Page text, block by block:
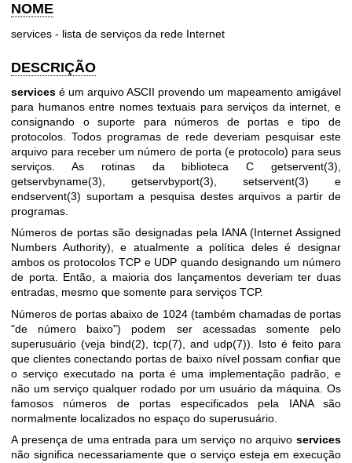
NOME
services - lista de serviços da rede Internet
DESCRIÇÃO
services é um arquivo ASCII provendo um mapeamento amigável
para humanos entre nomes textuais para serviços da internet, e
consignando o suporte para números de portas e tipo de
protocolos. Todos programas de rede deveriam pesquisar este
arquivo para receber um número de porta (e protocolo) para seus
serviços. As rotinas da biblioteca C getservent(3)
getservbyname(3)
getservbyport(3) setservent(3) e
endservent(3) suportam a pesquisa destes arquivos a partir de
programas.
Números de portas são designadas pela IANA (Internet Assigned
Numbers Authority), e atualmente a política deles é designar
ambos os protocolos TCP e UDP quando designando um número
de porta. Então, a maioria dos lançamentos deveriam ter duas
entradas, mesmo que somente para serviços TCP.
Números de portas abaixo de 1024 (também chamadas de portas
"de número baixo") podem ser acessadas somente pelo
superusuário (veja bind(2) tcp(7) , and udp(7)). Isto é feito para
que clientes conectando portas de baixo nível possam confiar que
o serviço executado na porta é uma implementação padrão, e
não um serviço qualquer rodado por um usuário da máquina. Os
famosos números de portas especificados pela IANA são
normalmente localizados no espaço do superusuário.
A presença de uma entrada para um serviço no arquivo services
não significa necessariamente que o serviço esteja em execução